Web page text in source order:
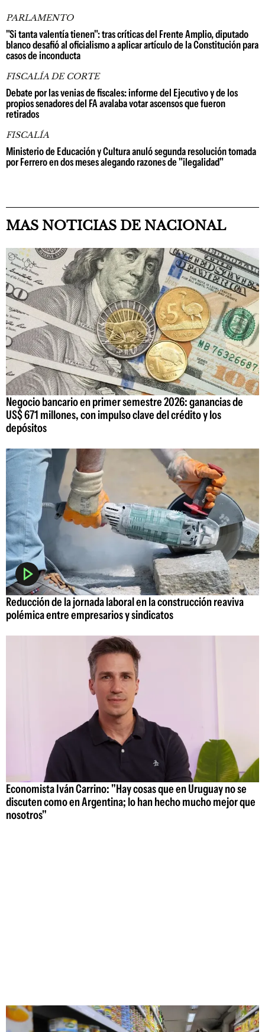
PARLAMENTO
"Si tanta valentía tienen": tras críticas del Frente Amplio, diputado
blanco desafió al oficialismo a aplicar artículo de la Constitución para
casos de inconducta
FISCALÍA DE CORTE
Debate por las venias de fiscales: informe del Ejecutivo y de los
propios senadores del FA avalaba votar ascensos que fueron
retirados
FISCALÍA
Ministerio de Educación y Cultura anuló segunda resolución tomada
por Ferrero en dos meses alegando razones de "ilegalidad"
MAS NOTICIAS DE NACIONAL
Negocio bancario en primer semestre 2026: ganancias de
US$ 671 millones, con impulso clave del crédito y los
depósitos
Reducción de la jornada laboral en la construcción reaviva
polémica entre empresarios y sindicatos
Economista Iván Carrino: "Hay cosas que en Uruguay no se
discuten como en Argentina; lo han hecho mucho mejor que
nosotros"